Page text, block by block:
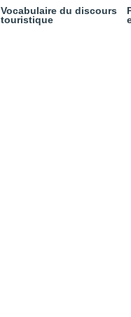
Vocabulaire du discours
touristique